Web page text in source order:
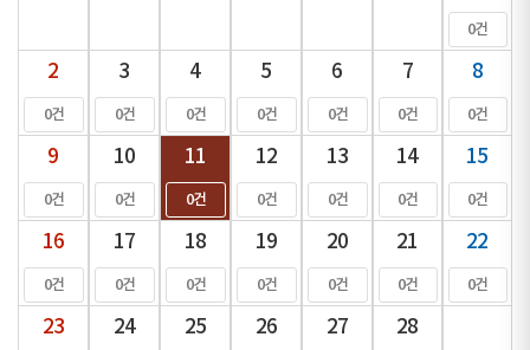
0건
2
0건
3
0건
4
0건
5
0건
6
0건
7
0건
8
0건
9
0건
10
0건
11
0건
12
0건
13
0건
14
0건
15
0건
16
0건
17
0건
18
0건
19
0건
20
0건
21
0건
22
0건
23 24 25 26 27 28